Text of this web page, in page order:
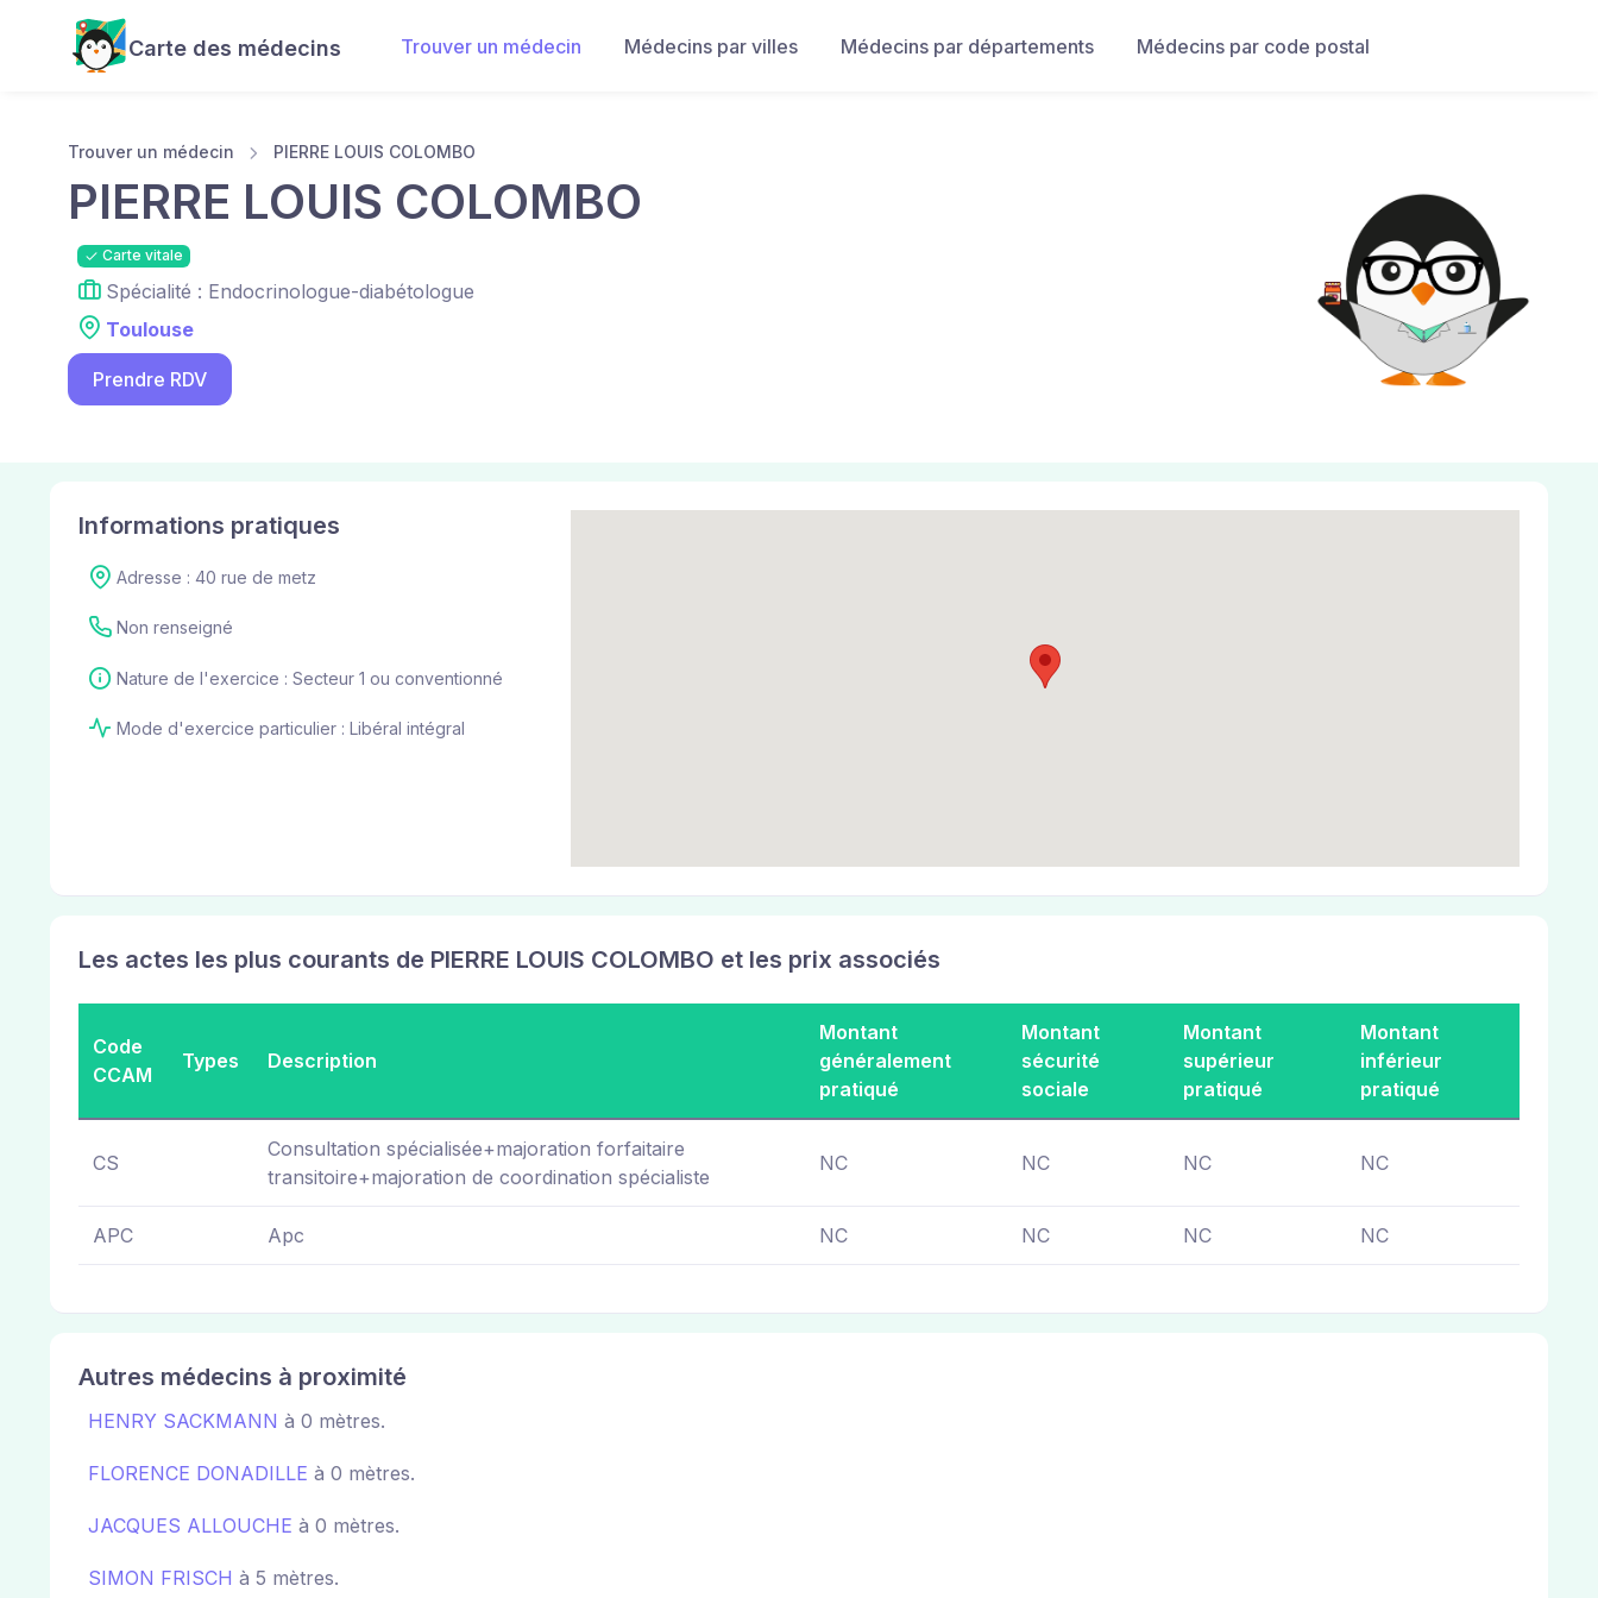
Carte des médecins Trouver un médecin Médecins par villes Médecins par départements Médecins par code postal
Trouver un médecin PIERRE LOUIS COLOMBO
PIERRE LOUIS COLOMBO
Carte vitale
Spécialité : Endocrinologue-diabétologue
Toulouse
Prendre RDV
Informations pratiques
Adresse : 40 rue de metz
Non renseigné
Nature de l'exercice : Secteur 1 ou conventionné
Mode d'exercice particulier : Libéral intégral
Les actes les plus courants de PIERRE LOUIS COLOMBO et les prix associés
Code
CCAM
Types Description
Montant
généralement
pratiqué
Montant
sécurité
sociale
Montant
supérieur
pratiqué
Montant
inférieur
pratiqué
CS
Consultation spécialisée+majoration forfaitaire
transitoire+majoration de coordination spécialiste
NC NC NC NC
APC Apc NC NC NC NC
Autres médecins à proximité
HENRY SACKMANN à 0 mètres.
FLORENCE DONADILLE à 0 mètres.
JACQUES ALLOUCHE à 0 mètres.
SIMON FRISCH à 5 mètres.